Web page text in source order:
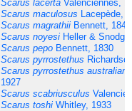
Scarus lacerta Valenciennes,
Scarus maculosus Lacepède,
Scarus magrathii Bennett, 1841
Scarus noyesi Heller &
Scarus pepo Bennett, 1830
Scarus pyrrostethus
Scarus pyrrostethus
1927
Scarus scabriusculus
Scarus toshi Whitley, 1933